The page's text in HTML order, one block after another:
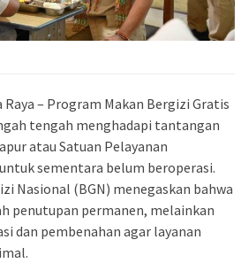
– Program Makan Bergizi Gratis
tengah menghadapi tantangan
atau Satuan Pelayanan
sementara belum beroperasi.
Nasional (BGN) menegaskan bahwa
penutupan permanen, melainkan
dan pembenahan agar layanan